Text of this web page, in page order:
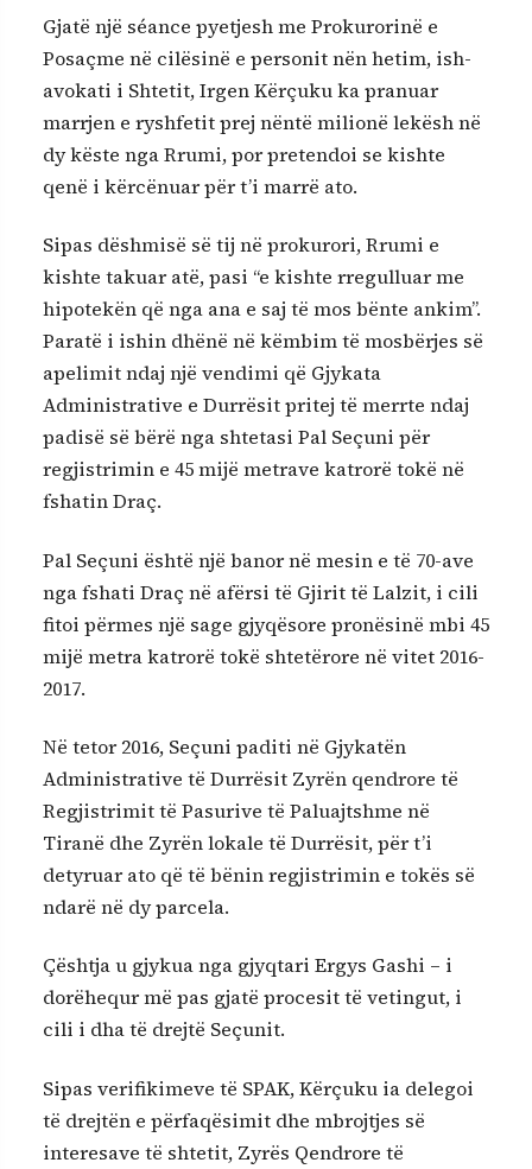
Gjatë një séance pyetjesh me Prokurorinë e
Posaçme në cilësinë e personit nën hetim, ish-
avokati i Shtetit, Irgen Kërçuku ka pranuar
marrjen e ryshfetit prej nëntë milionë lekësh në
dy këste nga Rrumi, por pretendoi se kishte
qenë i kërcënuar për t’i marrë ato.
Sipas dëshmisë së tij në prokurori, Rrumi e
kishte takuar atë, pasi “e kishte rregulluar me
hipotekën që nga ana e saj të mos bënte ankim”.
Paratë i ishin dhënë në këmbim të mosbërjes së
apelimit ndaj një vendimi që Gjykata
Administrative e Durrësit pritej të merrte ndaj
padisë së bërë nga shtetasi Pal Seçuni për
regjistrimin e 45 mijë metrave katrorë tokë në
fshatin Draç.
Pal Seçuni është një banor në mesin e të 70-ave
nga fshati Draç në afërsi të Gjirit të Lalzit, i cili
fitoi përmes një sage gjyqësore pronësinë mbi 45
mijë metra katrorë tokë shtetërore në vitet 2016-
2017.
Në tetor 2016, Seçuni paditi në Gjykatën
Administrative të Durrësit Zyrën qendrore të
Regjistrimit të Pasurive të Paluajtshme në
Tiranë dhe Zyrën lokale të Durrësit, për t’i
detyruar ato që të bënin regjistrimin e tokës së
ndarë në dy parcela.
Çështja u gjykua nga gjyqtari Ergys Gashi – i
dorëhequr më pas gjatë procesit të vetingut, i
cili i dha të drejtë Seçunit.
Sipas verifikimeve të SPAK, Kërçuku ia delegoi
të drejtën e përfaqësimit dhe mbrojtjes së
interesave të shtetit, Zyrës Qendrore të